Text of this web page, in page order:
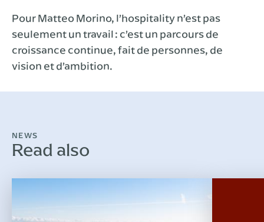
Pour Matteo Morino, l’hospitality n’est pas
seulement un travail : c’est un parcours de
croissance continue, fait de personnes, de
vision et d’ambition.
NEWS
Read also